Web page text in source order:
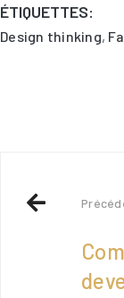
ÉTIQUETTES:
Design thinking,